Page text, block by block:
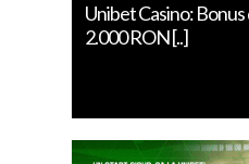
Unibet Casino: Bonus
2.000 RON [..]